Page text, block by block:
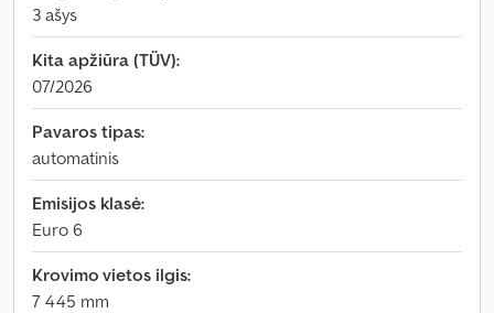
3 ašys
Kita apžiūra (TÜV):
07/2026
Pavaros tipas:
automatinis
Emisijos klasė:
Euro 6
Krovimo vietos ilgis:
7 445 mm